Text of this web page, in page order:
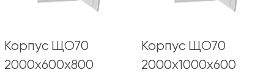
Корпус ЩО70
2000х600х800
Корпус ЩО70
2000х1000х600